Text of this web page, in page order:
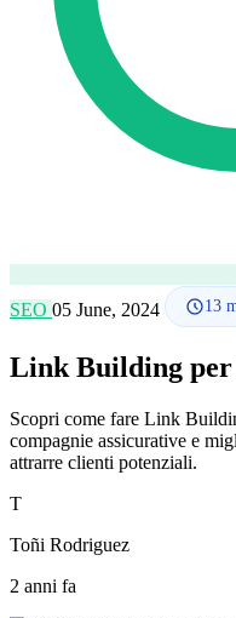
Accedi
SEO 05 June, 2024 13
Link Building per
Scopri come fare Link
compagnie assicurative e
attrarre clienti potenziali.
T
Toñi Rodriguez
2 anni fa